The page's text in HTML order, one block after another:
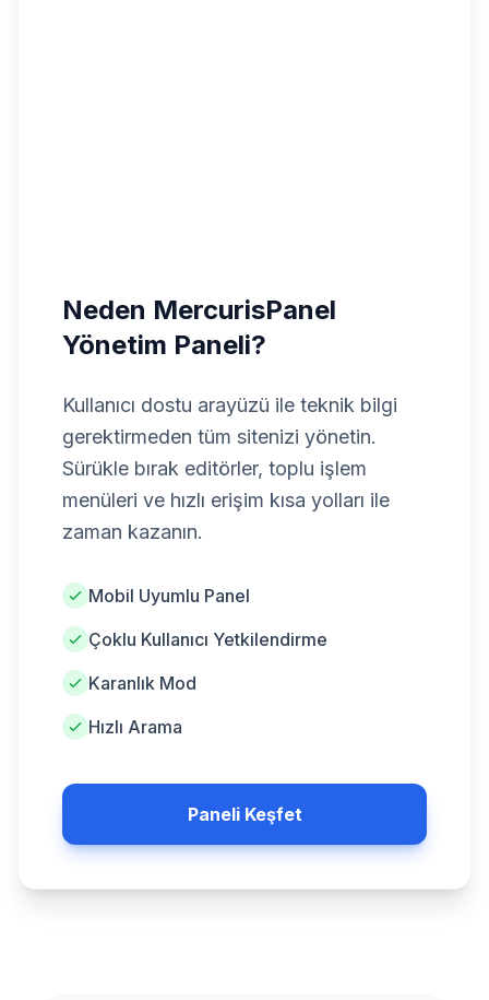
Neden MercurisPanel
Yönetim Paneli?
Kullanıcı dostu arayüzü ile teknik bilgi
gerektirmeden tüm sitenizi yönetin.
Sürükle bırak editörler, toplu işlem
menüleri ve hızlı erişim kısa yolları ile
zaman kazanın.
Mobil Uyumlu Panel
Çoklu Kullanıcı Yetkilendirme
Karanlık Mod
Hızlı Arama
Paneli Keşfet